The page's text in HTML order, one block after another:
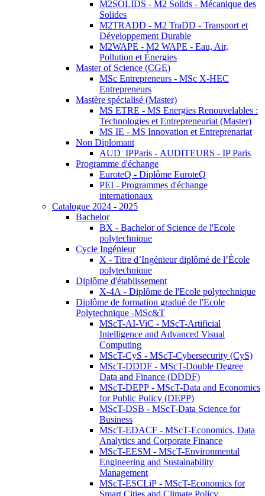
M2SOLIDS - M2 Solids - Mécanique des
Solides
M2TRADD - M2 TraDD - Transport et
Développement Durable
M2WAPE - M2 WAPE - Eau, Air,
Pollution et Énergies
Master of Science (CGE)
MSc Entrepreneurs - MSc X-HEC
Entrepreneurs
Mastère spécialisé (Master)
MS ETRE - MS Energies Renouvelables :
Technologies et Entrepreneuriat (Master)
MS IE - MS Innovation et Entreprenariat
Non Diplomant
AUD_IPParis - AUDITEURS - IP Paris
Programme d'échange
EuroteQ - Diplôme EuroteQ
PEI - Programmes d'échange
internationaux
Catalogue 2024 - 2025
Bachelor
BX - Bachelor of Science de l'Ecole
polytechnique
Cycle Ingénieur
X - Titre d’Ingénieur diplômé de l’École
polytechnique
Diplôme d'établissement
X-4A - Diplôme de l'Ecole polytechnique
Diplôme de formation gradué de l'Ecole
Polytechnique -MSc&T
MScT-AI-ViC - MScT-Artificial
Intelligence and Advanced Visual
Computing
MScT-CyS - MScT-Cybersecurity (CyS)
MScT-DDDF - MScT-Double Degree
Data and Finance (DDDF)
MScT-DEPP - MScT-Data and Economics
for Public Policy (DEPP)
MScT-DSB - MScT-Data Science for
Business
MScT-EDACF - MScT-Economics, Data
Analytics and Corporate Finance
MScT-EESM - MScT-Environmental
Engineering and Sustainability
Management
MScT-ESCLiP - MScT-Economics for
Smart Cities and Climate Policy